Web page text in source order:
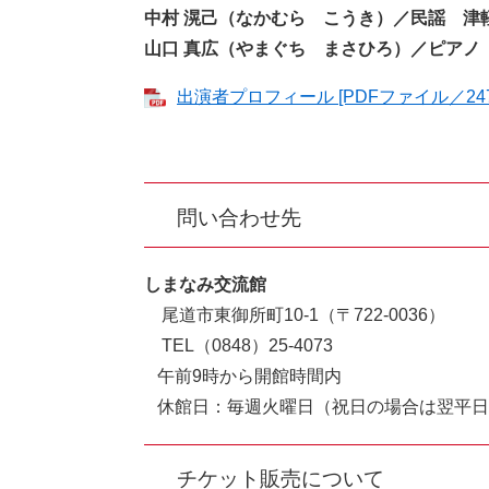
中村 滉己（なかむら こうき）／民謡 津
山口 真広（やまぐち まさひろ）​／ピアノ
出演者プロフィール [PDFファイル／
問い合わせ先
しまなみ交流館
尾道市東御所町10-1（〒722-0036）
TEL（0848）25-4073
午前9時から開館時間内
休館日：毎週火曜日（祝日の場合は翌平日
チケット販売について